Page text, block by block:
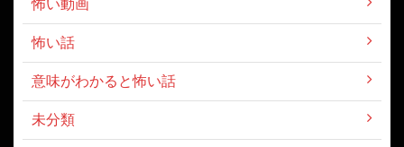
怖い話
意味がわかると怖い話
未分類